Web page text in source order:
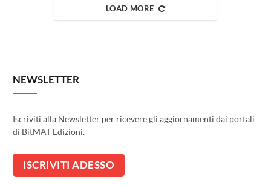
LOAD MORE
NEWSLETTER
Iscriviti alla Newsletter per ricevere gli aggiornamenti dai portali
di BitMAT Edizioni.